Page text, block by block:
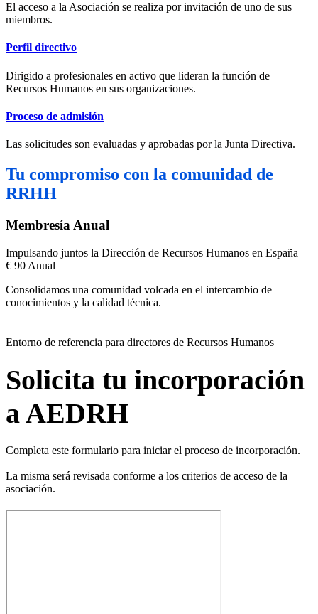
El acceso a la Asociación se realiza por invitación de uno de sus
miembros.
Perfil directivo
Dirigido a profesionales en activo que lideran la función de
Recursos Humanos en sus organizaciones.
Proceso de admisión
Las solicitudes son evaluadas y aprobadas por la Junta Directiva.
Tu compromiso con la comunidad de
RRHH
Membresía Anual
Impulsando juntos la Dirección de Recursos Humanos en España
€ 90 Anual
Consolidamos una comunidad volcada en el intercambio de
conocimientos y la calidad técnica.
Entorno de referencia para directores de Recursos Humanos
Solicita tu incorporación
a AEDRH
Completa este formulario para iniciar el proceso de incorporación.
La misma será revisada conforme a los criterios de acceso de la
asociación.